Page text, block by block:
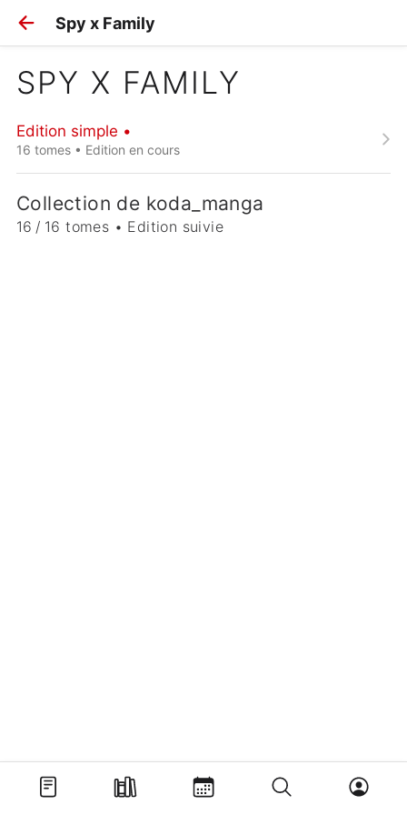
Spy x Family
SPY X FAMILY
Edition simple •
16 tomes • Edition en cours
Collection de koda_manga
16 / 16 tomes • Edition suivie